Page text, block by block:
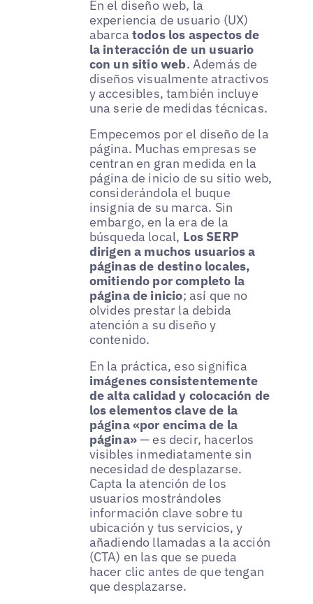
En el diseño web, la
experiencia de usuario (UX)
abarca todos los aspectos de
la interacción de un usuario
con un sitio web. Además de
diseños visualmente atractivos
y accesibles, también incluye
una serie de medidas técnicas.
Empecemos por el diseño de la
página. Muchas empresas se
centran en gran medida en la
página de inicio de su sitio web,
considerándola el buque
insignia de su marca. Sin
embargo, en la era de la
búsqueda local, Los SERP
dirigen a muchos usuarios a
páginas de destino locales,
omitiendo por completo la
página de inicio; así que no
olvides prestar la debida
atención a su diseño y
contenido.
En la práctica, eso significa
imágenes consistentemente
de alta calidad y colocación de
los elementos clave de la
página «por encima de la
página»— es decir, hacerlos
visibles inmediatamente sin
necesidad de desplazarse.
Capta la atención de los
usuarios mostrándoles
información clave sobre tu
ubicación y tus servicios, y
añadiendo llamadas a la acción
(CTA) en las que se pueda
hacer clic antes de que tengan
que desplazarse.